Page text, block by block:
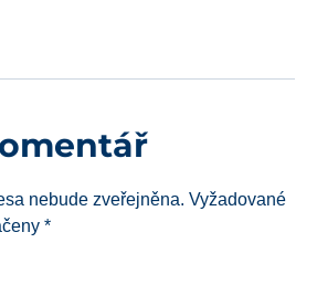
nebude zveřejněna. Vyžadované
*